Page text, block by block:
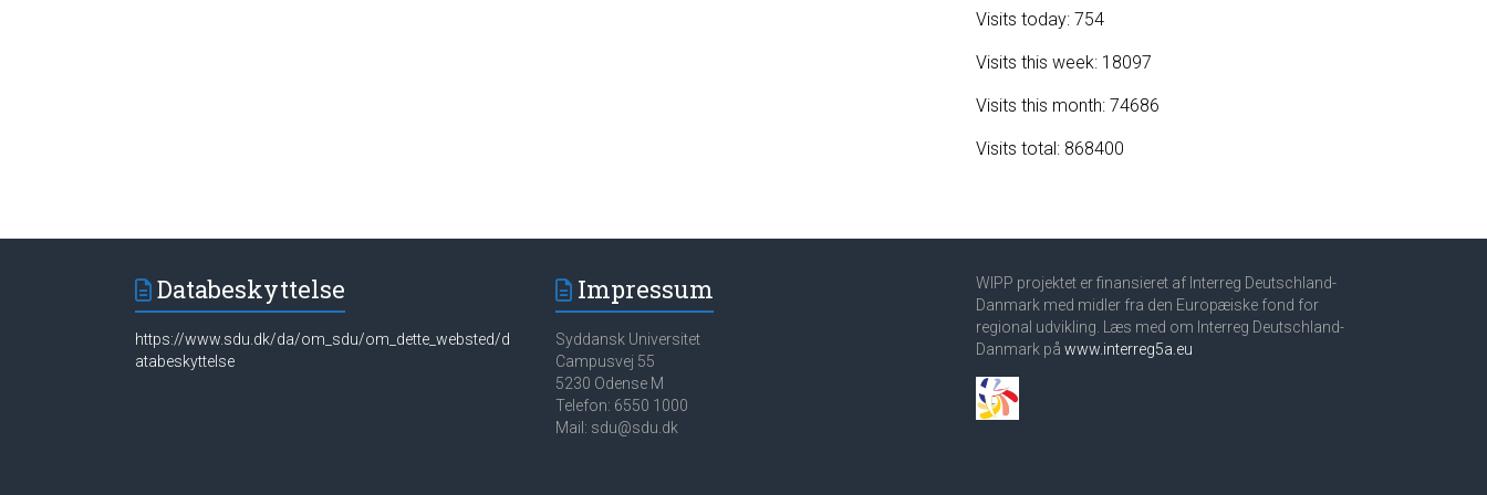
Visits today: 754
Visits this week: 18097
Visits this month: 74686
Visits total: 868400
Databeskyttelse
https://www.sdu.dk/da/om_sdu/om_dette_websted/d
atabeskyttelse
Impressum
Syddansk Universitet
Campusvej 55
5230 Odense M
Telefon: 6550 1000
Mail: sdu@sdu.dk
WIPP projektet er finansieret af Interreg Deutschland-
Danmark med midler fra den Europæiske fond for
regional udvikling. Læs med om Interreg Deutschland-
Danmark påwww.interreg5a.eu